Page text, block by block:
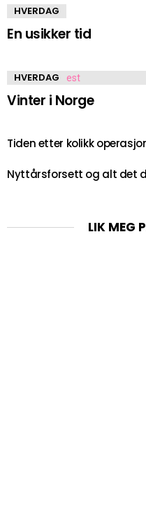
HVERDAG
En usikker tid
HVERDAG
Vinter i Norge
Tiden etter kolikk
Nyttårsforsett og alt det
LIK MEG